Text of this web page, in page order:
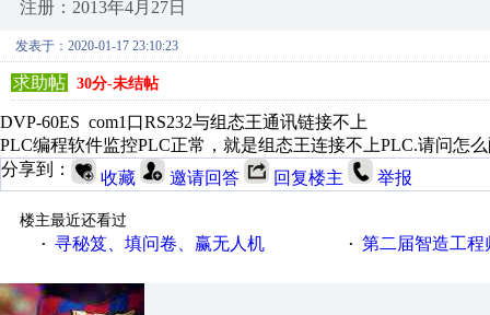
注册：2013年4月27日
发表于：2020-01-17 23:10:23
求助帖 30分-未结帖
DVP-60ES com1口RS232与组态王通讯链接不上
PLC编程软件监控PLC正常，就是组态王连接不上PLC.请问怎
分享到：
收藏 邀请回答 回复楼主 举报
楼主最近还看过
· 寻秘笈、填问卷、赢无人机 · 第二届智造工程师节